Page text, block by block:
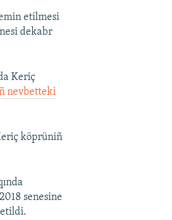
etilmesi
dekabr
Keriç
nevbetteki
köprüniñ
senesine
etildi.